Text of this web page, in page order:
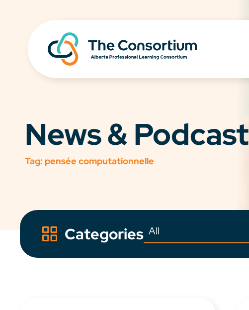
News & Podcast
Tag: pensée computationnelle
Categories